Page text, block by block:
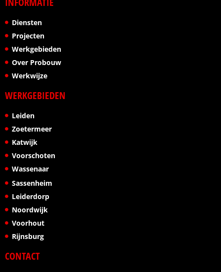
Diensten
Projecten
Werkgebieden
Over Probouw
Werkwijze
WERKGEBIEDEN
Leiden
Zoetermeer
Katwijk
Voorschoten
Wassenaar
Sassenheim
Leiderdorp
Noordwijk
Voorhout
Rijnsburg
CONTACT